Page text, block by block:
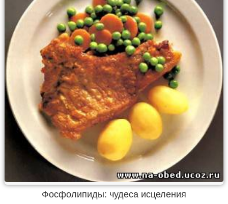
Фосфолипиды: чудеса исцеления